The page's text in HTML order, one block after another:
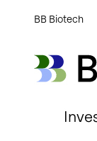
BB Biotech
Bellevue